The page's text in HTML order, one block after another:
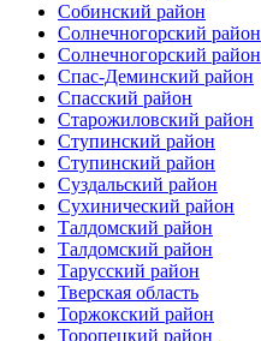
Собинский район
Солнечногорский район
Солнечногорский район
Спас-Деминский район
Спасский район
Старожиловский район
Ступинский район
Ступинский район
Суздальский район
Сухинический район
Талдомский район
Талдомский район
Тарусский район
Тверская область
Торжокский район
Торопецкий район